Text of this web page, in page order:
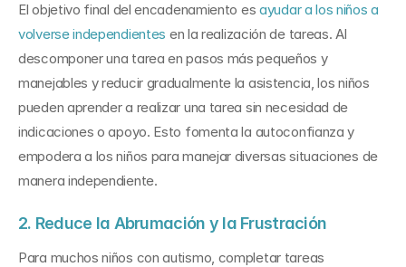
El objetivo final del encadenamiento es ayudar a los niños a
volverse independientes en la realización de tareas. Al
descomponer una tarea en pasos más pequeños y
manejables y reducir gradualmente la asistencia, los niños
pueden aprender a realizar una tarea sin necesidad de
indicaciones o apoyo. Esto fomenta la autoconfianza y
empodera a los niños para manejar diversas situaciones de
manera independiente.
2. Reduce la Abrumación y la Frustración
Para muchos niños con autismo, completar tareas